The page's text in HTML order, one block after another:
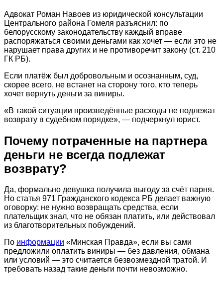
Адвокат Роман Навоев из юридической консультации
Центрального района Гомеля разъяснил: по
белорусскому законодательству каждый вправе
распоряжаться своими деньгами как хочет — если это не
нарушает права других и не противоречит закону (ст. 210
ГК РБ).
Если платёж был добровольным и осознанным, суд,
скорее всего, не встанет на сторону того, кто теперь
хочет вернуть деньги за виниры.
«В такой ситуации произведённые расходы не подлежат
возврату в судебном порядке», — подчеркнул юрист.
Почему потраченные на партнера
деньги не всегда подлежат
возврату?
Да, формально девушка получила выгоду за счёт парня.
Но статья 971 Гражданского кодекса РБ делает важную
оговорку: не нужно возвращать средства, если
плательщик знал, что не обязан платить, или действовал
из благотворительных побуждений.
По информации «Минская Правда», если вы сами
предложили оплатить виниры — без давления, обмана
или условий — это считается безвозмездной тратой. И
требовать назад такие деньги почти невозможно.